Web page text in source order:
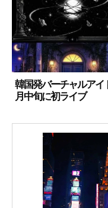
韓国発バーチャルア
月中旬に初ライブ